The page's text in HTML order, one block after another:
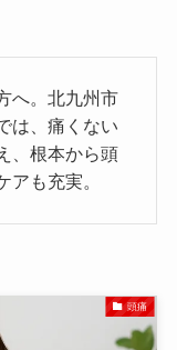
へ。北九州市
は、痛くない
、根本から頭
も充実。
頭痛